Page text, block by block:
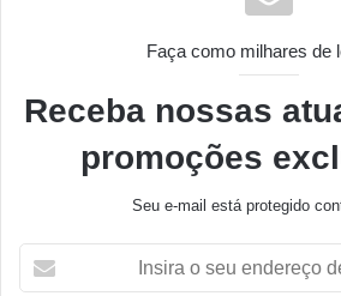
Faça como milhares de
Receba nossas
promoções
Seu e-mail está protegido